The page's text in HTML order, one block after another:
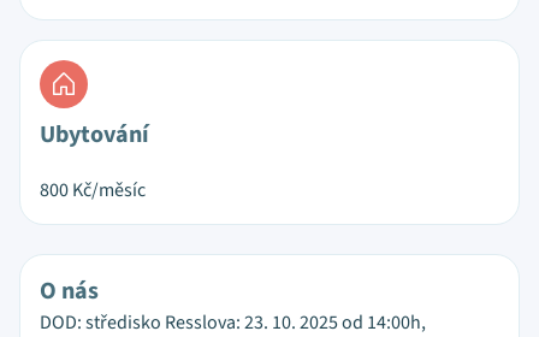
Ubytování
800Kč/měsíc
O nás
DOD: středisko Resslova: 23. 10. 2025 od 14:00h,